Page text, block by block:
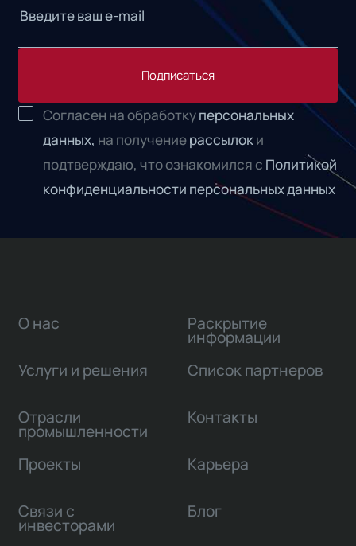
Подписаться
Согласен на обработкуперсональных
данных, на получениерассылоки
подтверждаю, что ознакомился с Политикой
конфиденциальности персональных данных
О нас
Услуги и решения
Отрасли
промышленности
Проекты
Связи с
инвесторами
Раскрытие
информации
Список партнеров
Контакты
Карьера
Блог